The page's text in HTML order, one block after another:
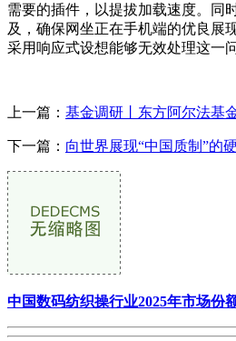
需要的插件，以提拔加载速度。同
及，确保网坐正在手机端的优良展
采用响应式设想能够无效处理这一问
上一篇： 基金调研丨东方阿尔法基
下一篇： 向世界展现“中国质制”的
中国数码纺织操行业2025年市场份